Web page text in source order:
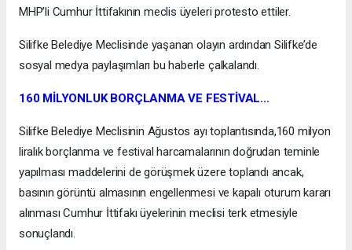
MHP’li Cumhur İttifakının meclis üyeleri protesto ettiler.
Silifke Belediye Meclisinde yaşanan olayın ardından Silifke’de
sosyal medya paylaşımları bu haberle çalkalandı.
160 MİLYONLUK BORÇLANMA VE FESTİVAL…
Silifke Belediye Meclisinin Ağustos ayı toplantısında,160 milyon
liralık borçlanma ve festival harcamalarının doğrudan teminle
yapılması maddelerini de görüşmek üzere toplandı ancak,
basının görüntü almasının engellenmesi ve kapalı oturum kararı
alınması Cumhur İttifakı üyelerinin meclisi terk etmesiyle
sonuçlandı.